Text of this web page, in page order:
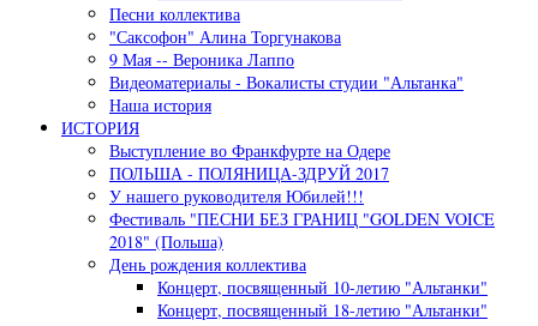
Песни коллектива
"Саксофон" Алина Торгунакова
9 Мая -- Вероника Лаппо
Видеоматериалы - Вокалисты студии "Альтанка"
Наша история
ИСТОРИЯ
Выступление во Франкфурте на Одере
ПОЛЬША - ПОЛЯНИЦА-ЗДРУЙ 2017
У нашего руководителя Юбилей!!!
Фестиваль "ПЕСНИ БЕЗ ГРАНИЦ "GOLDEN VOICE
2018" (Польша)
День рождения коллектива
Концерт, посвященный 10-летию "Альтанки"
Концерт, посвященный 18-летию "Альтанки"